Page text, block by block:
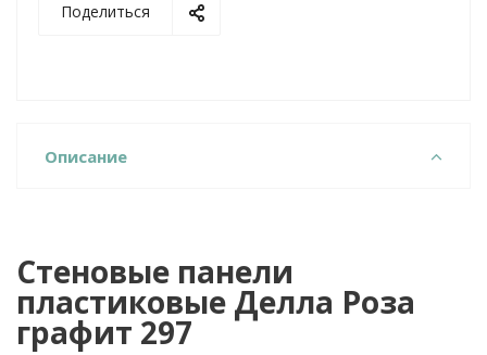
Поделиться
Описание
Стеновые панели
пластиковые Делла Роза
графит 297